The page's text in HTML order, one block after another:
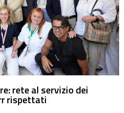
rete al servizio dei
rispettati